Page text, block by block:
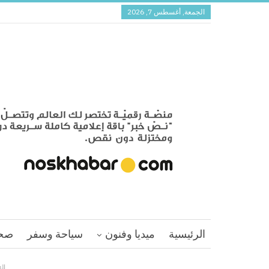
الجمعة, أغسطس 7, 2026
الرئيسية ميديا وفنون سياحة وسفر